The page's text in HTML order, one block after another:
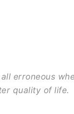
erroneous
quality of life.